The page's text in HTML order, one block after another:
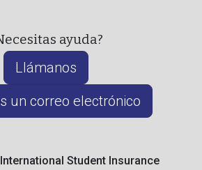
ayuda?
Llámanos
un correo electrónico
International Student Insurance